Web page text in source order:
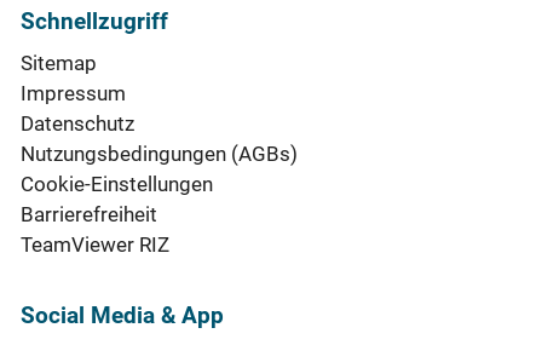
Schnellzugriff
Sitemap
Impressum
Datenschutz
Nutzungsbedingungen (AGBs)
Cookie-Einstellungen
Barrierefreiheit
TeamViewer RIZ
Social Media & App